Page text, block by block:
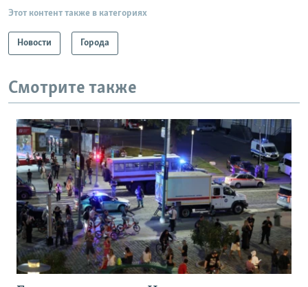
Этот контент также в категориях
Новости Города
Смотрите также